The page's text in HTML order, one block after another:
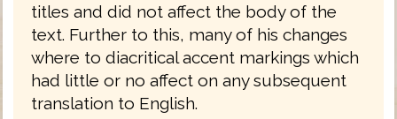
titles and did not affect the body of the
text. Further to this, many of his changes
where to diacritical accent markings which
had little or no affect on any subsequent
translation to English.